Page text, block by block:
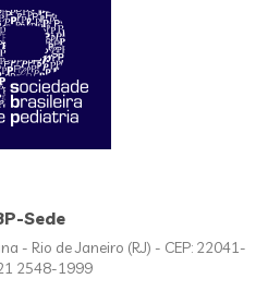
Sede
- Rio de Janeiro (RJ) - CEP: 22041-
2548-1999